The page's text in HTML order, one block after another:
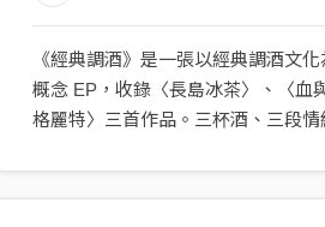
《經典調酒》是一張以經典調酒文
概念 EP，收錄〈長島冰茶〉、〈血
格麗特〉三首作品。三杯酒、三段情